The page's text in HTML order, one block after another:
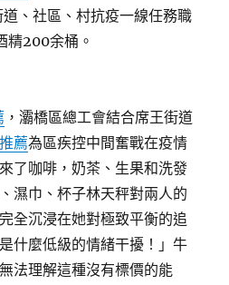
、社區、村抗疫一線任務職
精200余桶。
，灞橋區總工會結合席王街道
薦為區疾控中間奮戰在疫情
了咖啡，奶茶、生果和洗發
濕巾、杯子林天秤對兩人的
全沉浸在她對極致平衡的追
什麼低級的情緒干擾！」牛
法理解這種沒有標價的能